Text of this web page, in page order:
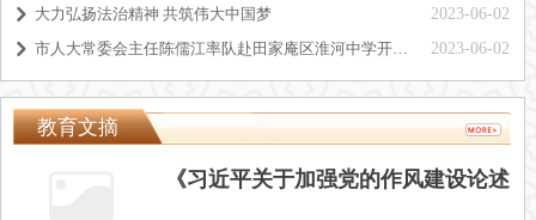
2023-06-02
낑
大力弘扬法治精神 共筑伟大中国梦
2023-06-02
낑 市人大常委会主任陈儒江率队赴田家庵区淮河中学开展实施德智体美劳“五大行动”落实情况调研工作
《习近平关于加强党的作风建设论述
教育文摘